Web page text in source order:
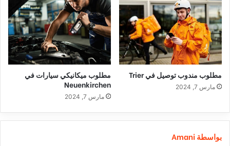
مطلوب مندوب توصيل في Trier
مارس 7, 2024
مطلوب ميكانيكي سيارات في
Neuenkirchen
مارس 7, 2024
بواسطة Amani